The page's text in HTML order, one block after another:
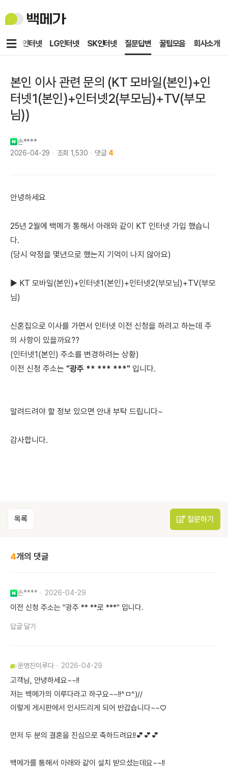
백
메
KT인터넷 LG인터넷 SK인터넷 질문답변 꿀팁모음 회사소개
메
본인 이사 관련 문의 (KT 모바일(본인)+인
터넷1(본인)+인터넷2(부모님)+TV(부모
님))
손****
2026-04-29
조회 1,530 댓글 4
안녕하세요
25년 2월에 백메가 통해서 아래와 같이 KT 인터넷 가입 했습니
다.
(당시 약정을 몇년으로 했는지 기억이 나지 않아요)
▶ KT 모바일(본인)+인터넷1(본인)+인터넷2(부모님)+TV(부모
님)
신혼집으로 이사를 가면서 인터넷 이전 신청을 하려고 하는데 주
의 사항이 있을까요??
(인터넷1(본인) 주소를 변경하려는 상황)
이전 신청 주소는 "광주 ** *** ***" 입니다.
알려드려야 할 정보 있으면 안내 부탁 드립니다~
감사합니다.
목록 질문하기
4개의 댓글
손**** 2026-04-29
이전 신청 주소는 "광주 ** **로 ***" 입니다.
답글 달기
운영진이루다 2026-04-29
고객님, 안녕하세요~~!!
저는 백메가의 이루다라고 하구요~~!!^ㅁ^)//
이렇게 게시판에서 인사드리게 되어 반갑습니다~~♡
먼저 두 분의 결혼을 진심으로 축하드려요!!💕💕💕
백메가를 통해서 아래와 같이 설치 받으셨는데요~~!!